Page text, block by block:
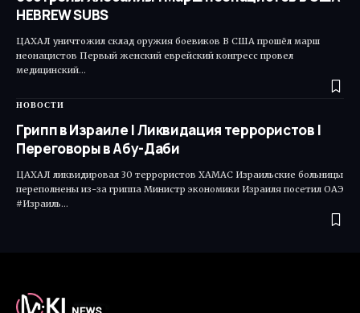
HEBREW SUBS
ЦАХАЛ уничтожил склад оружия боевиков В США прошёл марш
неонацистов Первый женский еврейский конгресс провел
медицинский…
НОВОСТИ
Грипп в Израиле | Ликвидация террористов |
Переговоры в Абу-Даби
ЦАХАЛ ликвидировал 30 террористов ХАМАС Израильские больницы
переполнены из-за гриппа Министр экономики Израиля посетил ОАЭ
#Израиль…